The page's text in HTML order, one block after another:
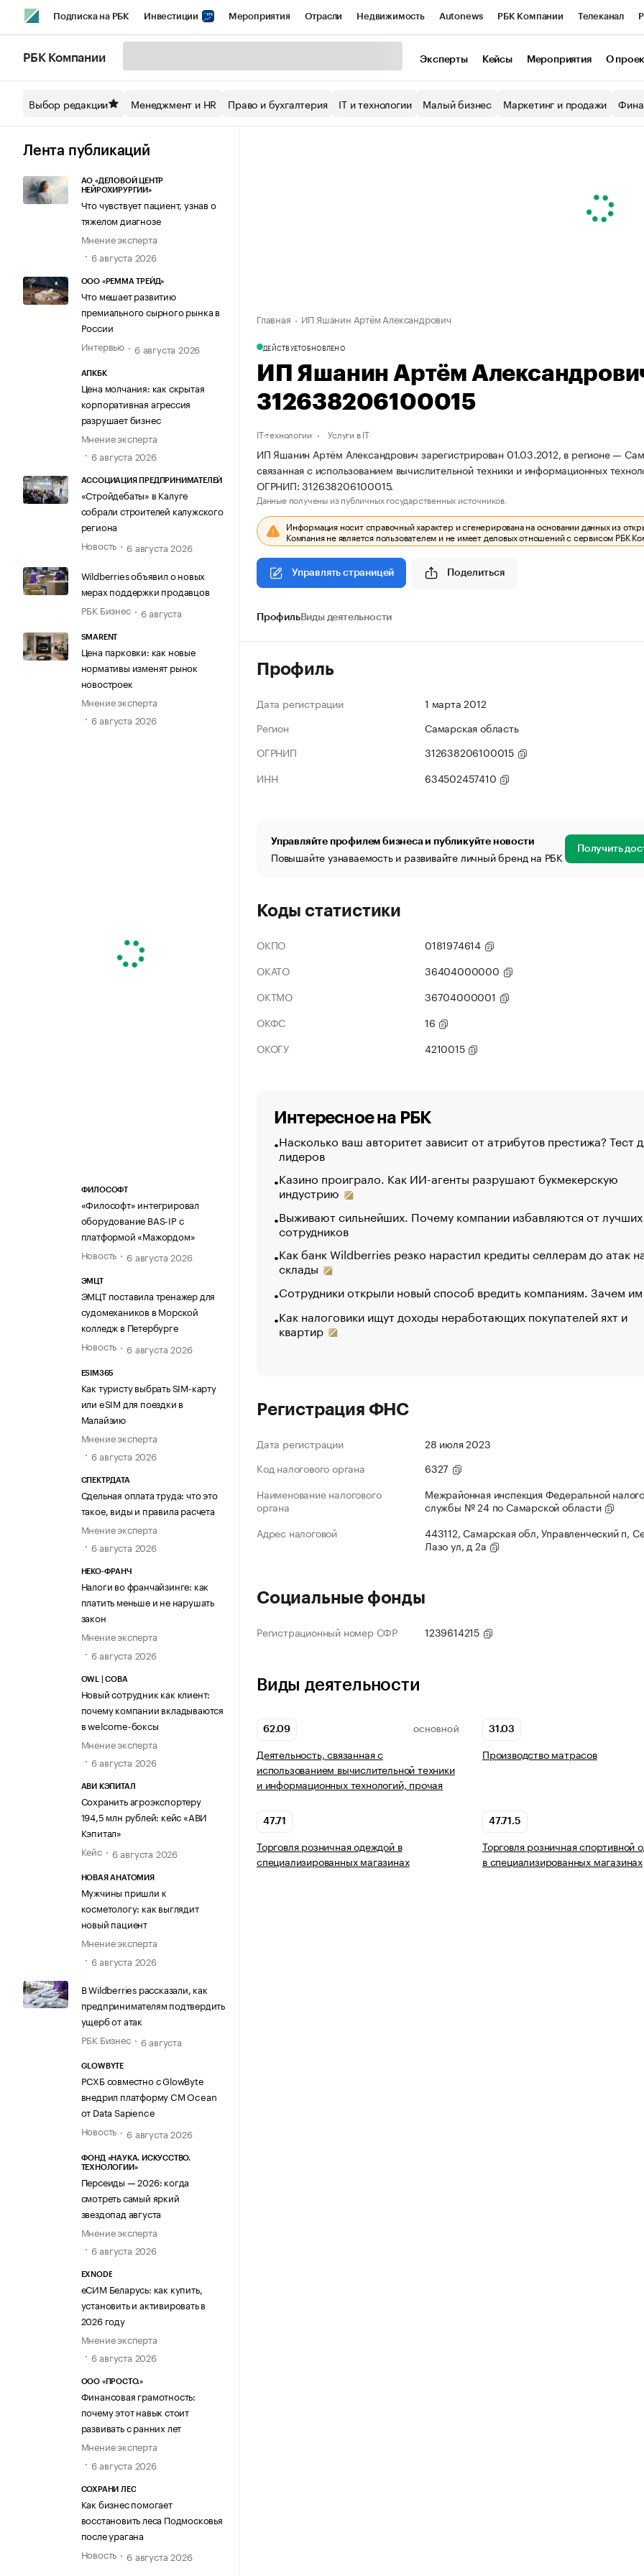
Подписка на РБК Инвестиции Мероприятия Отрасли Недвижимость Autonews РБК Компании Телеканал
Спецпроекты СПб Конференции СПб Спецпроекты Экономика Бизнес
Технологии и медиа
РБК Компании Эксперты Кейсы Мероприятия О
Выбор редакции Менеджмент и HR Право и бухгалтерия IT и технологии Малый бизнес Маркетинг и продажи
Лента публикаций
АО «ДЕЛОВОЙ ЦЕНТР
НЕЙРОХИРУРГИИ»
Что чувствует пациент, узнав о
тяжелом диагнозе
Мнение эксперта
6 августа 2026
ООО «РЕММА ТРЕЙД»
Что мешает развитию
премиального сырного рынка в
России
Интервью
6 августа 2026
АПКБК
Цена молчания: как скрытая
корпоративная агрессия
разрушает бизнес
Мнение эксперта
6 августа 2026
АССОЦИАЦИЯ ПРЕДПРИНИМАТЕЛЕЙ
«Стройдебаты» в Калуге
собрали строителей калужского
региона
Новость
6 августа 2026
Wildberries объявил о новых
мерах поддержки продавцов
РБК Бизнес
6 августа
SMARENT
Цена парковки: как новые
нормативы изменят рынок
новостроек
Мнение эксперта
6 августа 2026
ФИЛОСОФТ
«Философт» интегрировал
оборудование BAS-IP с
платформой «Мажордом»
Новость
6 августа 2026
ЭМЦТ
ЭМЦТ поставила тренажер для
судомехаников в Морской
колледж в Петербурге
Новость
6 августа 2026
ESIM365
Как туристу выбрать SIM-карту
или eSIM для поездки в
Малайзию
Мнение эксперта
6 августа 2026
СПЕКТРДАТА
Сдельная оплата труда: что это
такое, виды и правила расчета
Мнение эксперта
6 августа 2026
НЕКО-ФРАНЧ
Налоги во франчайзинге: как
платить меньше и не нарушать
закон
Мнение эксперта
6 августа 2026
OWL | СОВА
Новый сотрудник как клиент:
почему компании вкладываются
в welcome-боксы
Мнение эксперта
6 августа 2026
АВИ КЭПИТАЛ
Сохранить агроэкспортеру
194,5 млн рублей: кейс «АВИ
Кэпитал»
Кейс
6 августа 2026
НОВАЯ АНАТОМИЯ
Мужчины пришли к
косметологу: как выглядит
новый пациент
Мнение эксперта
6 августа 2026
В Wildberries рассказали, как
предпринимателям подтвердить
ущерб от атак
РБК Бизнес
6 августа
GLOWBYTE
РСХБ совместно с GlowByte
внедрил платформу CM Ocean
от Data Sapience
Новость
6 августа 2026
ФОНД «НАУКА. ИСКУССТВО.
ТЕХНОЛОГИИ»
Персеиды — 2026: когда
смотреть самый яркий
звездопад августа
Мнение эксперта
6 августа 2026
EXNODE
еСИМ Беларусь: как купить,
установить и активировать в
2026 году
Мнение эксперта
6 августа 2026
ООО «ПРОСТО.»
Финансовая грамотность:
почему этот навык стоит
развивать с ранних лет
Мнение эксперта
6 августа 2026
СОХРАНИ ЛЕС
Как бизнес помогает
восстановить леса Подмосковья
после урагана
Новость
6 августа 2026
Главная ИП Яшанин Артём Александрович
ДЕЙСТВУЕТОБНОВЛЕНО
ИП Яшанин Артём
312638206100015
IT-технологии Услуги в IT
ИП Яшанин Артём Александрович зарегистрирован 01.03.2012, в регионе —
связанная с использованием вычислительной техники и информационных
ОГРНИП: 312638206100015.
Данные получены из публичных государственных источников.
Информация носит справочный характер и сгенерирована на основании данных из
Компания не является пользователем и не имеет деловых отношений с сервисом РБК
Управлять страницей Поделиться
ПрофильВиды деятельности
Профиль
Дата регистрации
1 марта 2012
Регион
Самарская область
ОГРНИП
312638206100015
ИНН
634502457410
Управляйте профилем бизнеса и публикуйте новости
Повышайте узнаваемость и развивайте личный бренд на РБК Получить
Коды статистики
ОКПО
0181974614
ОКАТО
36404000000
ОКТМО
36704000001
ОКФС
16
ОКОГУ
4210015
Интересное на РБК
Насколько ваш авторитет зависит от атрибутов престижа? Тест
лидеров
Казино проиграло. Как ИИ-агенты разрушают букмекерскую
индустрию
Выживают сильнейших. Почему компании избавляются от лучших
сотрудников
Как банк Wildberries резко нарастил кредиты селлерам до атак
склады
Сотрудники открыли новый способ вредить компаниям. Зачем
Как налоговики ищут доходы неработающих покупателей яхт и
квартир
Регистрация ФНС
Дата регистрации
28 июля 2023
Код налогового органа
6327
Наименование налогового
органа
Межрайонная инспекция Федеральной
службы № 24 по Самарской области
Адрес налоговой
443112, Самарская обл, Управленческий п,
Лазо ул, д 2а
Социальные фонды
Регистрационный номер СФР 1239614215
Виды деятельности
62.09 ОСНОВНОЙ
Деятельность, связанная с
использованием вычислительной техники
и информационных технологий, прочая
31.03
Производство матрасов
47.71
Торговля розничная одеждой в
специализированных магазинах
47.71.5
Торговля розничная спортивной
в специализированных магазинах